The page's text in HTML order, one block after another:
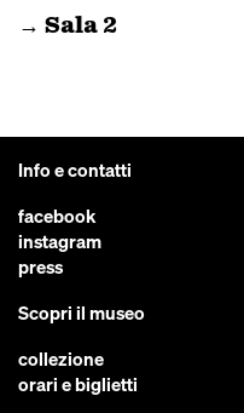
→ Sala 2
Info e contatti
facebook
instagram
press
Scopri il museo
collezione
orari e biglietti